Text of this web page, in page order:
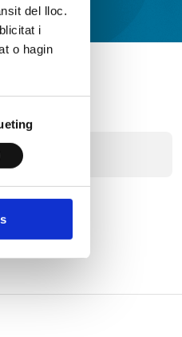
del lloc.
i
o hagin
Salut sexual i
reproductiva